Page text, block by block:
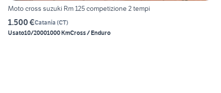
Moto cross suzuki Rm 125 competizione 2 tempi
1.500 €Catania (CT)
Usato10/20001000 KmCross / Enduro